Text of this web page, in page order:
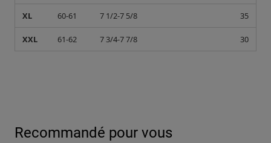
XL 60-61 7 1/2-7 5/8 35
XXL 61-62 7 3/4-7 7/8 30
Recommandé pour vous